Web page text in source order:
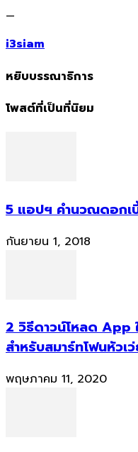
—
i3siam
หยิบบรรณาธิการ
โพสต์ที่เป็นที่นิยม
5 แอปฯ คำนวณดอกเ
กันยายน 1, 2018
2 วิธีดาวน์โหลด App
สำหรับสมาร์ทโฟนหัวเ
พฤษภาคม 11, 2020